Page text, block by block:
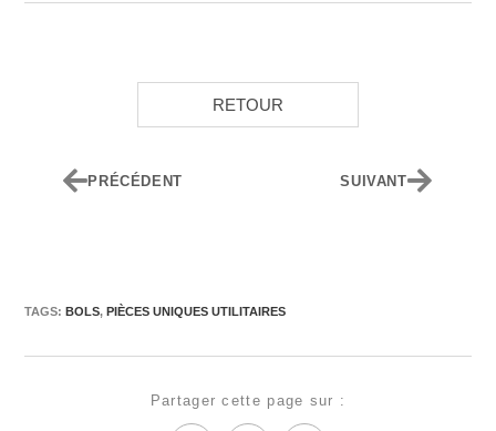
RETOUR
PRÉCÉDENT SUIVANT
TAGS:BOLS, PIÈCES UNIQUES UTILITAIRES
Partager cette page sur :